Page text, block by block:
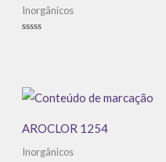
Inorgânicos
AROCLOR 1254
Inorgânicos